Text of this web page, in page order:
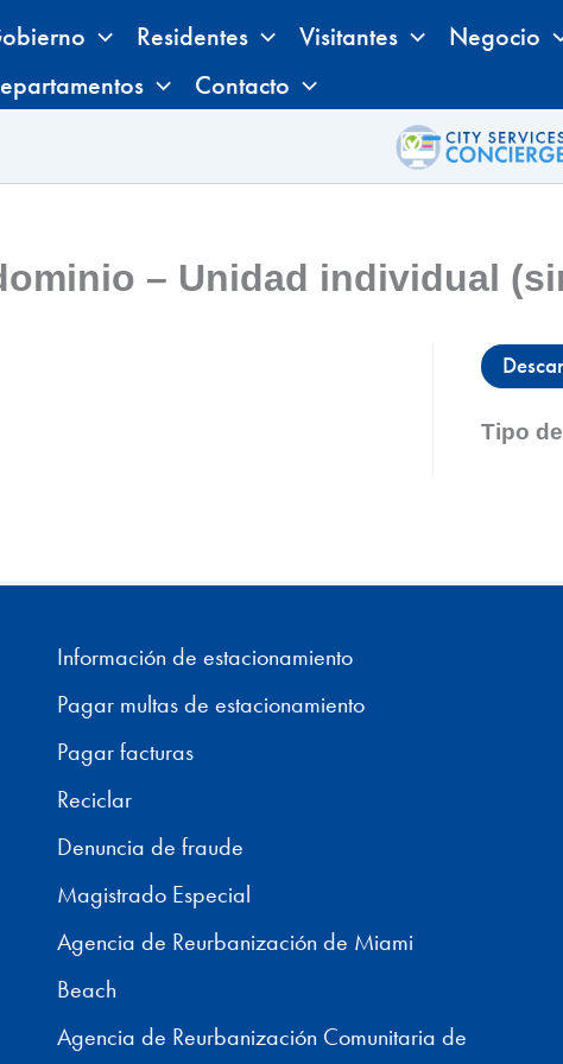
Residentes Visitantes Negocio
Contacto
– Unidad individual
Tipo
Información de estacionamiento
Pagar multas de estacionamiento
Pagar facturas
Reciclar
Denuncia de fraude
Magistrado Especial
Agencia de Reurbanización de Miami
Beach
Agencia de Reurbanización Comunitaria de